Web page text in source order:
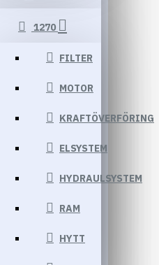
1270
FILTER
MOTOR
KRAFTÖVERFÖRING
ELSYSTEM
HYDRAULSYSTEM
RAM
HYTT